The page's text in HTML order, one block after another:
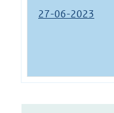
27-06-2023